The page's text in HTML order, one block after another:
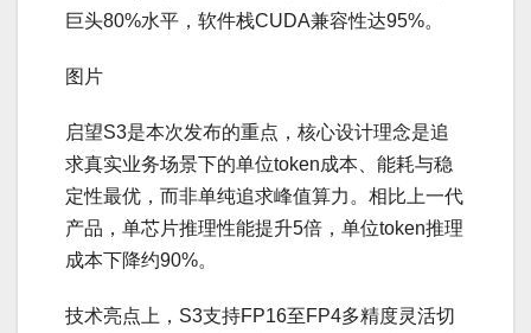
巨头80%水平，软件栈CUDA兼容性达95%。
图片
启望S3是本次发布的重点，核心设计理念是追
求真实业务场景下的单位token成本、能耗与稳
定性最优，而非单纯追求峰值算力。相比上一代
产品，单芯片推理性能提升5倍，单位token推理
成本下降约90%。
技术亮点上，S3支持FP16至FP4多精度灵活切